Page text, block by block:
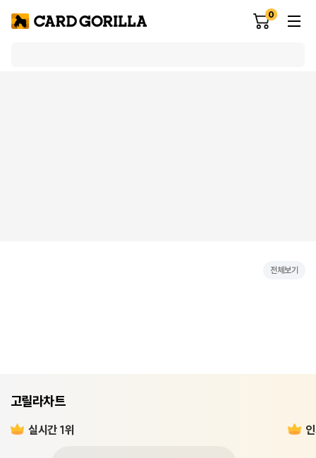
0
전체보기
고릴라차트
실시간 1위